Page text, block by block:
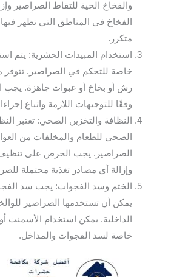
والفخاخ الحية للتقاط الصراصير
الفخاخ في المناطق التي تظهر
متكرر.
استخدام المبيدات الحشرية: يتم
خاصة للتحكم في الصراصير.
رش أو بخاخ أو عبوات جاهزة. يجب
وفقًا للتوجيهات اللازمة واتباع
النظافة والتخزين الصحي: تعتبر
الصحي للطعام والمخلفات من
الصراصير. يجب الحرص على تنظيف
وإزالة أي مصادر تغذية محتملة
الختم وسد الفجوات: يجب سد
يمكن أن تستخدمها الصراصير
الداخلية. يمكن استخدام الأسمنت
خاصة لسد الفجوات والمداخل.